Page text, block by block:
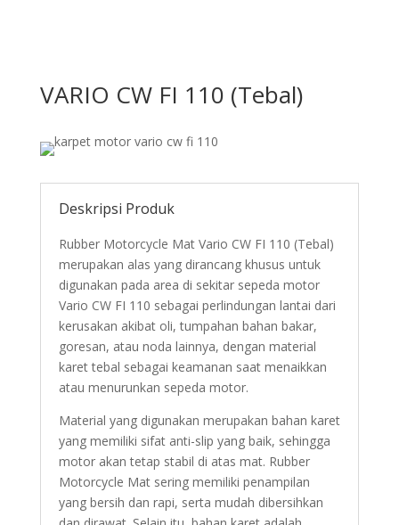
VARIO CW FI 110 (Tebal)
Deskripsi Produk
Rubber Motorcycle Mat Vario CW FI 110 (Tebal)
merupakan alas yang dirancang khusus untuk
digunakan pada area di sekitar sepeda motor
Vario CW FI 110 sebagai perlindungan lantai dari
kerusakan akibat oli, tumpahan bahan bakar,
goresan, atau noda lainnya, dengan material
karet tebal sebagai keamanan saat menaikkan
atau menurunkan sepeda motor.
Material yang digunakan merupakan bahan karet
yang memiliki sifat anti-slip yang baik, sehingga
motor akan tetap stabil di atas mat. Rubber
Motorcycle Mat sering memiliki penampilan
yang bersih dan rapi, serta mudah dibersihkan